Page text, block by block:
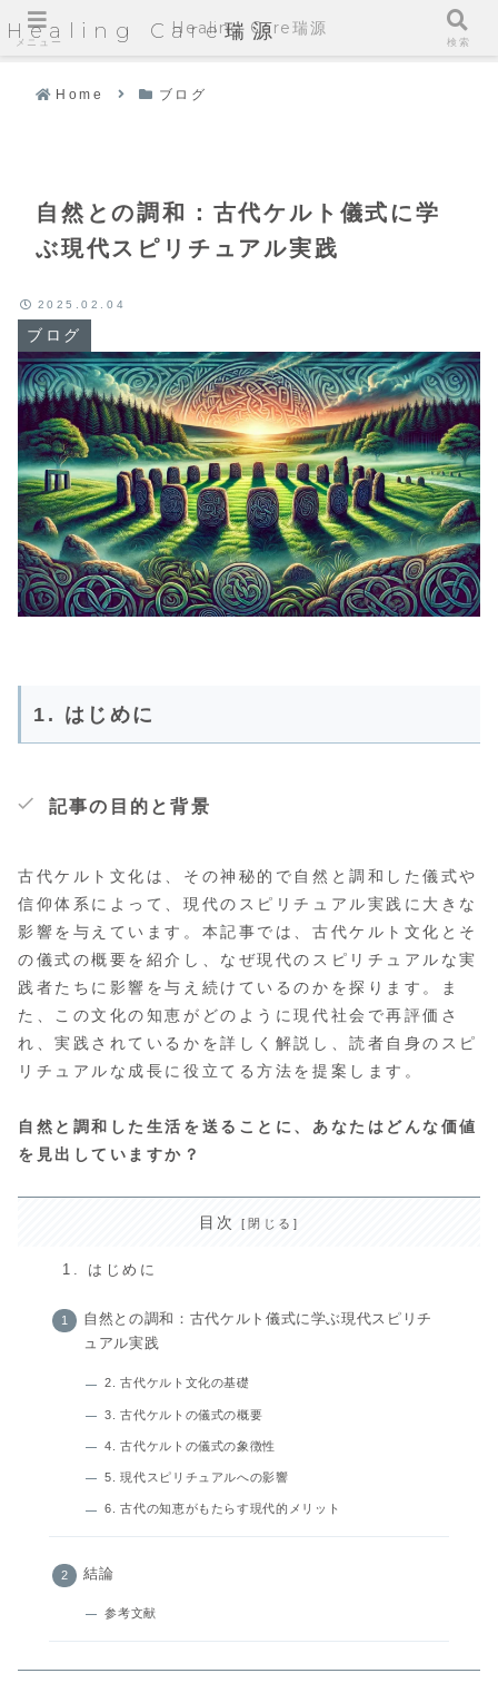
Healing Care瑞源
Home ブログ
自然との調和：古代ケルト儀式に学
ぶ現代スピリチュアル実践
ブログ
2025.02.04
1. はじめに
記事の目的と背景
古代ケルト文化は、その神秘的で自然と調和した儀式や
信仰体系によって、現代のスピリチュアル実践に大きな
影響を与えています。本記事では、古代ケルト文化とそ
の儀式の概要を紹介し、なぜ現代のスピリチュアルな実
践者たちに影響を与え続けているのかを探ります。ま
た、この文化の知恵がどのように現代社会で再評価さ
れ、実践されているかを詳しく解説し、読者自身のスピ
リチュアルな成長に役立てる方法を提案します。
自然と調和した生活を送ることに、あなたはどんな価値
を見出していますか？
目次
1. はじめに
自然との調和：古代ケルト儀式に学ぶ現代スピリチ
ュアル実践
2. 古代ケルト文化の基礎
3. 古代ケルトの儀式の概要
4. 古代ケルトの儀式の象徴性
5. 現代スピリチュアルへの影響
6. 古代の知恵がもたらす現代的メリット
結論
参考文献
メニュー
Healing Care瑞源
検索